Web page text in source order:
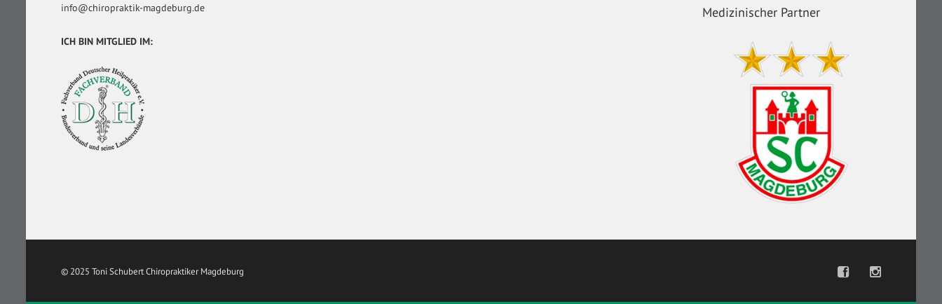
info@chiropraktik-magdeburg.de
ICH BIN MITGLIED IM:
Medizinischer Partner
© 2025 Toni Schubert Chiropraktiker Magdeburg